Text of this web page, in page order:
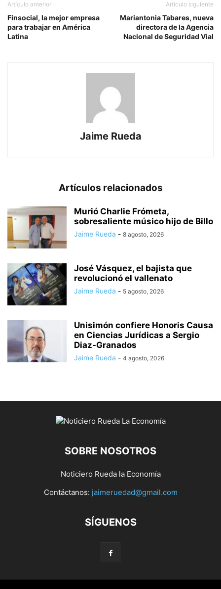
Artículo anterior
Finsocial, la mejor empresa
para trabajar en América
Latina
Artículo siguiente
Mariantonia Tabares, nueva
directora de la Agencia
Nacional de Seguridad Vial
Jaime Rueda
Artículos relacionados
Murió Charlie Frómeta,
sobresaliente músico hijo de Billo
Jaime Rueda - 8 agosto, 2026
José Vásquez, el bajista que
revolucionó el vallenato
Jaime Rueda - 5 agosto, 2026
Unisimón confiere Honoris Causa
en Ciencias Jurídicas a Sergio
Diaz-Granados
Jaime Rueda - 4 agosto, 2026
SOBRE NOSOTROS
Noticiero Rueda la Economía
Contáctanos: jaimeruedad@gmail.com
SÍGUENOS